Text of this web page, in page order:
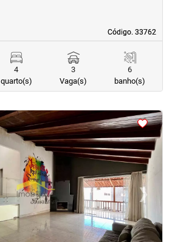
Código. 33762
Código. 33762
4
quarto(s)
3
Vaga(s)
6
banho(s)
›Next